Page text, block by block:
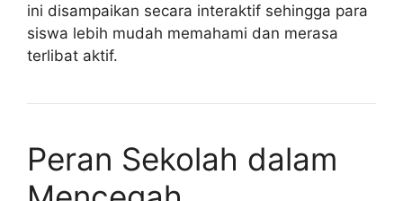
ini disampaikan secara interaktif sehingga para
siswa lebih mudah memahami dan merasa
terlibat aktif.
Peran Sekolah dalam